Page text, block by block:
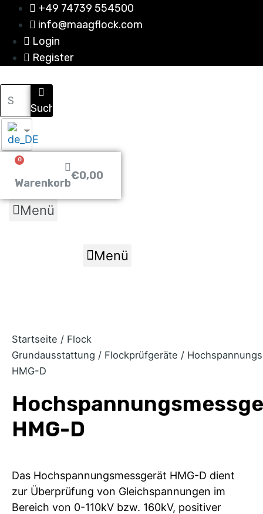
Zum
Inhalt
wechseln
+49 74739 554500
info@maagflock.com
Login
Register
Suche
€0,00
0
Warenkorb
Menü
Menü
Startseite / Flock
Grundausstattung / Flockprüfgeräte /
HMG-D
HMG-D
Das Hochspannungsmessgerät HMG-D dient
zur Überprüfung von Gleichspannungen im
Bereich von 0-110kV bzw. 160kV, positiver